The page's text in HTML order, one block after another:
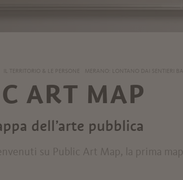
IL TERRITORIO & LE PERSONE MERANO: LONTANO DAI SENTIERI
ART MAP
dell’arte pubblica
su Public Art Map, la prima